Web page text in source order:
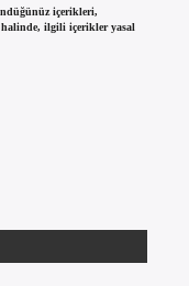
içerikleri,
ilgili içerikler yasal